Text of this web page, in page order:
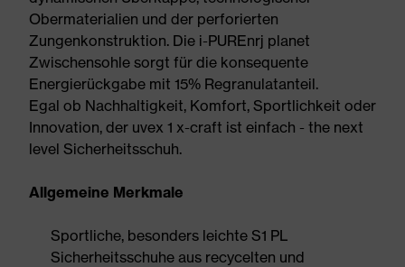
Obermaterialien und der perforierten
Zungenkonstruktion. Die i-PUREnrj planet
Zwischensohle sorgt für die konsequente
Energierückgabe mit 15% Regranulatanteil.
Egal ob Nachhaltigkeit, Komfort, Sportlichkeit oder
Innovation, der uvex 1 x-craft ist einfach - the next
level Sicherheitsschuh.
Allgemeine Merkmale
Sportliche, besonders leichte S1 PL
Sicherheitsschuhe aus recycelten und